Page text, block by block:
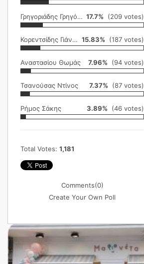
Γρηγοριάδης Γρηγόρης 17.7% (209 votes)
Κορεντσίδης Γιάννης 15.83% (187 votes)
Αναστασίου Θωμάς 7.96% (94 votes)
Τσανούσας Ντίνος 7.37% (87 votes)
Ρήμος Σάκης 3.89% (46 votes)
Total Votes: 1,181
Comments(0)
Create Your Own Poll